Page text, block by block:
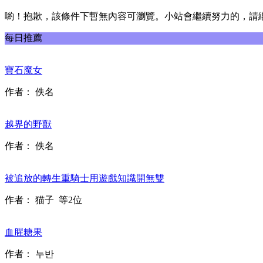
喲！抱歉，該條件下暫無內容可瀏覽。小站會繼續努力的，請
每日推薦
寶石魔女
作者： 佚名
越界的野獸
作者： 佚名
被追放的轉生重騎士用遊戲知識開無雙
作者： 猫子 等2位
血腥糖果
作者： 누반